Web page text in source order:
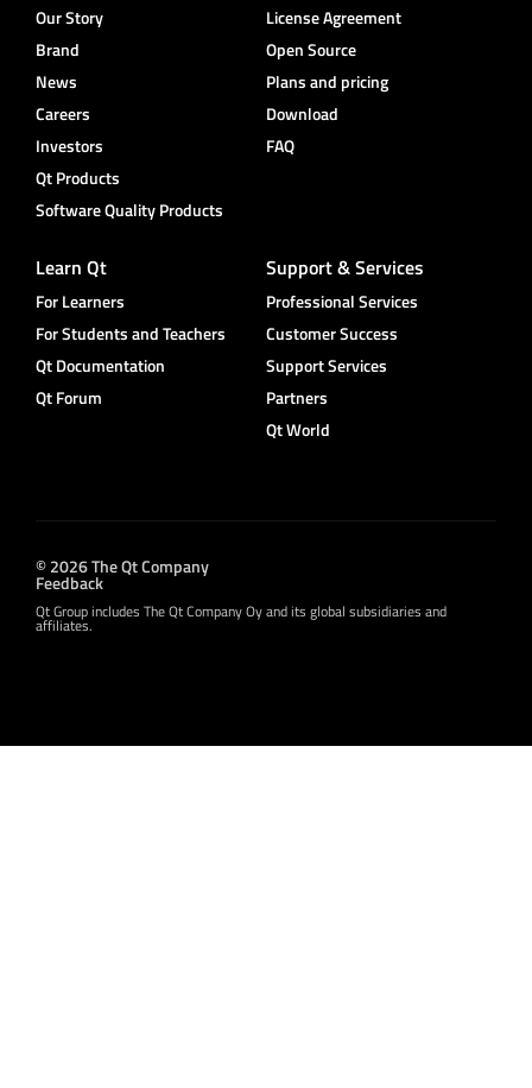
Our Story
Brand
News
Careers
Investors
Qt Products
Software Quality Products
License Agreement
Open Source
Plans and pricing
Download
FAQ
Learn Qt
For Learners
For Students and Teachers
Qt Documentation
Qt Forum
Support & Services
Professional Services
Customer Success
Support Services
Partners
Qt World
© 2026 The Qt Company
Feedback
Qt Group includes The Qt Company Oy and its global subsidiaries and
affiliates.